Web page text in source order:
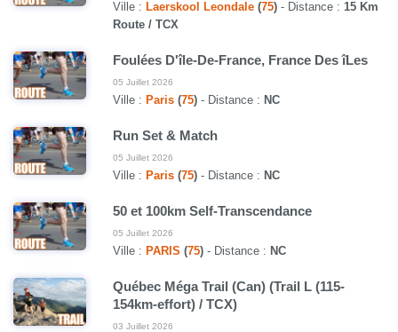
Ville : Laerskool Leondale (75) - Distance : 15 Km
Route / TCX
Foulées D'île-De-France, France Des îLes
05 Juillet 2026
Ville : Paris (75) - Distance : NC
Run Set & Match
05 Juillet 2026
Ville : Paris (75) - Distance : NC
50 et 100km Self-Transcendance
05 Juillet 2026
Ville : PARIS (75) - Distance : NC
Québec Méga Trail (Can) (Trail L (115-
154km-effort) / TCX)
03 Juillet 2026